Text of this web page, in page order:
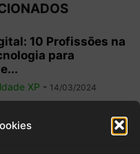
10 Profissões na
para
XP - 14/03/2024
a técnica SCAMPER